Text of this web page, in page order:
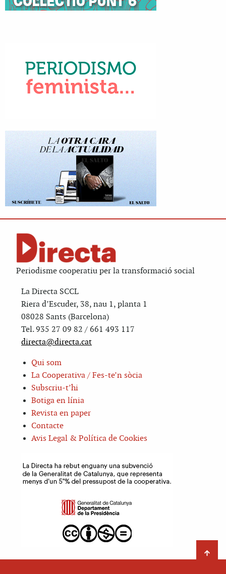
Periodisme cooperatiu per la transformació social
La Directa SCCL
Riera d’Escuder, 38, nau 1, planta 1
08028 Sants (Barcelona)
Tel. 935 27 09 82 / 661 493 117
directa@directa.cat
Qui som
La Cooperativa / Fes-te’n sòcia
Subscriu-t’hi
Botiga en línia
Revista en paper
Contacte
Avis Legal & Política de Cookies